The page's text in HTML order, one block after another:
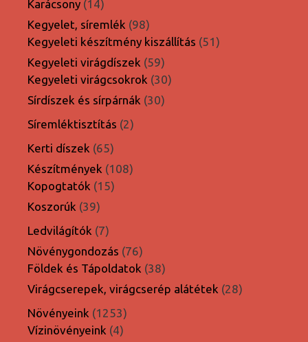
Karácsony 1414
termék
Kegyelet, síremlék 9898
termék
Kegyeleti készítmény kiszállítás 5151
Kegyeleti virágdíszek 5959
termék
Kegyeleti virágcsokrok 3030
Sírdíszek és sírpárnák 3030
Síremléktisztítás 22
Kerti díszek 6565
termék
Készítmények 108108
Kopogtatók 1515
Koszorúk 3939
termék
Ledvilágítók 77
termék
Növénygondozás 7676
termék
Földek és Tápoldatok 3838
termék
Virágcserepek, virágcserép alátétek 2828
Növényeink 12531253
termék
Vízinövényeink 44